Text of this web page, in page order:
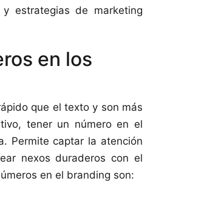
estrategias de marketing
en los
que el texto y son más
tener un número en el
Permite captar la atención
nexos duraderos con el
en el branding son: